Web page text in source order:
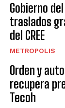
Gobierno
traslados
del CREE
METROPOLIS
Orden y
recupera
Tecoh